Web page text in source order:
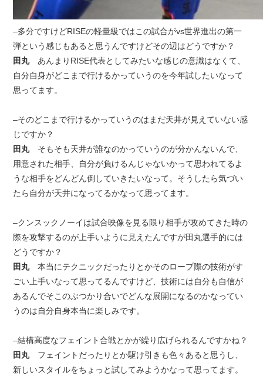
–多分ですけどRISEの軽量級ではこの試合がvs世界進出の第一
弾という感じもあると思うんですけどその辺はどうですか？
田丸 あんまりRISE代表としてみたいな感じの意識はなくて、
自分自身がどこまで行けるかっていうのを今年試したいなって
思ってます。
–そのどこまで行けるかっていうのはまだ天井が見えていない感
じですか？
田丸 そもそも天井が誰なのかっていうのが分かんないんで、
用意された相手、自分が負けるんじゃないかって思われてるよ
うな相手をどんどん倒していきたいなって。そうしたら気づい
たら自分が天井になってるかなって思ってます。
–クンスックノーイは試合映像を見る限り相手が攻めてきた時の
際を攻撃するのが上手いように見えたんですが田丸選手的には
どうですか？
田丸本当にテクニックだったりとかそのロープ際の技術がす
ごい上手いなって思ってるんですけど、技術には自分も自信が
あるんでそこのぶつかり合いでどんな展開になるのかなってい
うのは自分自身本当に楽しみです。
–結構高度なフェイント合戦とかが繰り広げられるんですかね？
田丸 フェイントだったりとか駆け引きも色々あると思うし、
新しいスタイルをちょっと試してみようかなって思ってます。